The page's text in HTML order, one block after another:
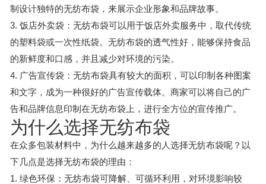
制设计独特的无纺布袋，来展示企业形象和品牌故事。
3. 饭店外卖袋：无纺布袋可以用于饭店外卖服务中，取代传统
的塑料袋或一次性纸袋。无纺布袋的透气性好，能够保持食品
的新鲜度和口感，并且减少对环境的污染。
4. 广告宣传袋：无纺布袋具有较大的面积，可以印制各种图案
和文字，成为一种很好的广告宣传载体。商家可以将自己的广
告和品牌信息印制在无纺布袋上，进行全方位的宣传推广。
为什么选择无纺布袋
在众多包装材料中，为什么越来越多的人选择无纺布袋呢？以
下几点是选择无纺布袋的理由：
1. 绿色环保：无纺布袋可降解、可循环利用，对环境影响较